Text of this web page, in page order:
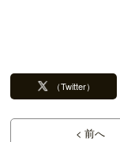
（Twitter）
< 前へ